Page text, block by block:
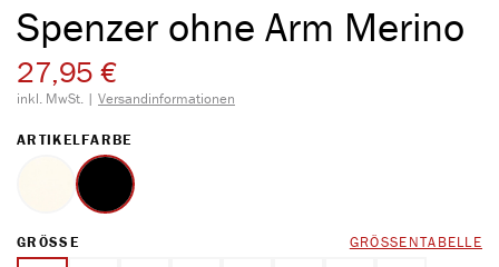
Spenzer ohne Arm Merino
27,95 €
inkl. MwSt. | Versandinformationen
ARTIKELFARBE
wollweiß schwarz
GRÖSSE AUSWÄHLEN GRÖSSENTABELLE